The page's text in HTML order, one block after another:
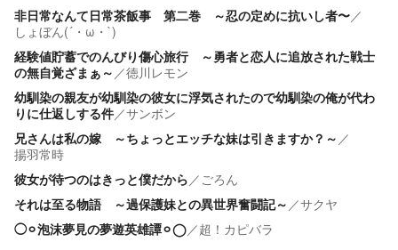
非日常なんて日常茶飯事 第二巻 ～忍の定めに抗いし者〜／
しょぼん(´・ω・`)
経験値貯蓄でのんびり傷心旅行 ～勇者と恋人に追放された戦士
の無自覚ざまぁ～ ／徳川レモン
幼馴染の親友が幼馴染の彼女に浮気されたので幼馴染の俺が代わ
りに仕返しする件／サンボン
兄さんは私の嫁 ～ちょっとエッチな妹は引きますか？～ ／
揚羽常時
彼女が待つのはきっと僕だから／ ごろん
それは至る物語 ～過保護妹との異世界奮闘記～ ／サクヤ
◯⚪︎泡沫夢見の夢遊英雄譚⚪︎◯／超！カピバラ